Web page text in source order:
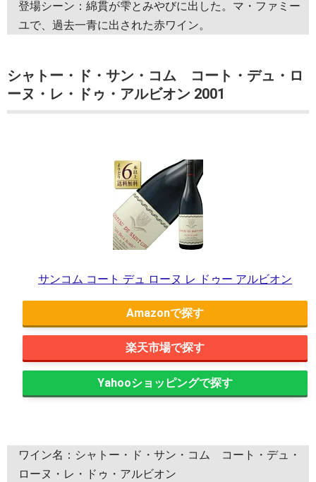
登場シーン：綿貫が雫とみやびに出した。マ・ファミー
ユで、過去一青に出された赤ワイン。
シャトー・ド・サン・コム コート・デュ・ロ
ーヌ・レ・ドゥ・アルビオン 2001
サンコム コート デュ ローヌ レ ドゥー アルビオン
Amazon
楽天市場
Yahooショッピング
ワイン名：シャトー・ド・サン・コム コート・デュ・
ローヌ・レ・ドゥ・アルビオン